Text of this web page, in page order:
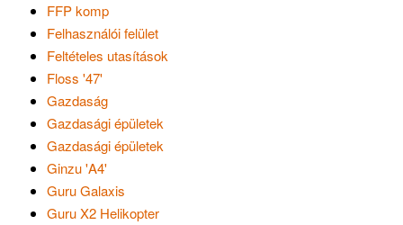
FFP komp
Felhasználói felület
Feltételes utasítások
Floss '47'
Gazdaság
Gazdasági épületek
Gazdasági épületek
Ginzu 'A4'
Guru Galaxis
Guru X2 Helikopter